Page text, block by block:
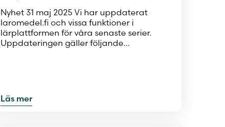
Nyhet 31 maj 2025 Vi har uppdaterat
laromedel.fi och vissa funktioner i
lärplattformen för våra senaste serier.
Uppdateringen gäller följande…
Läs mer